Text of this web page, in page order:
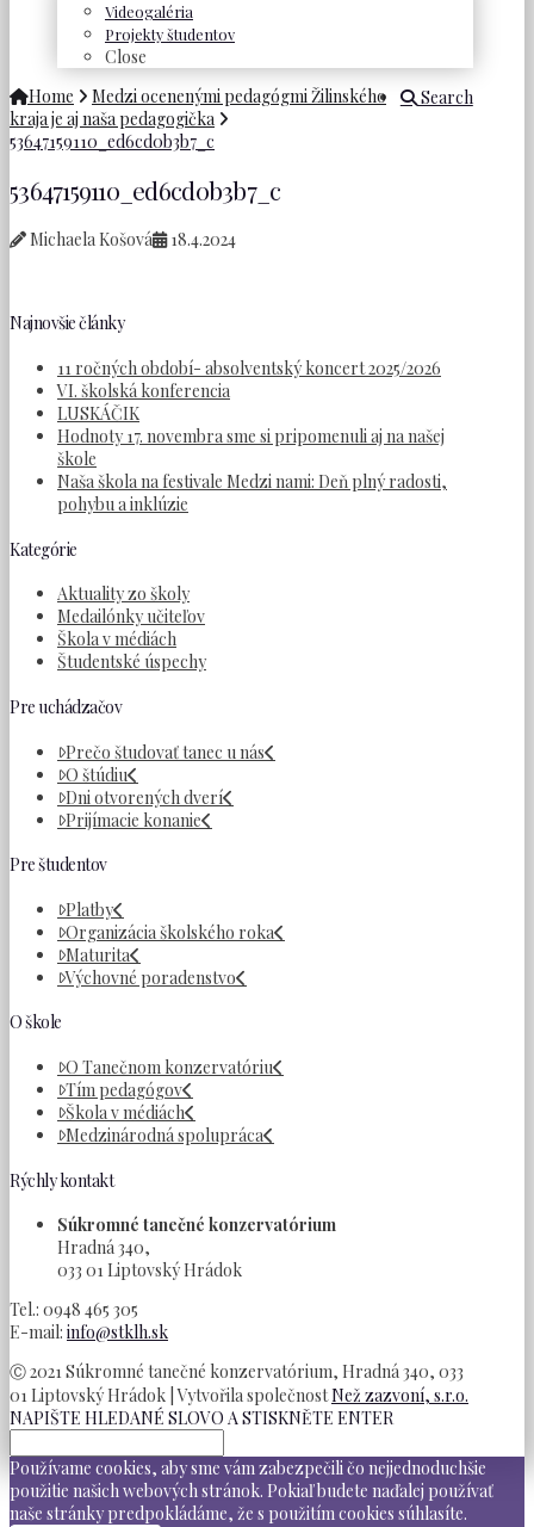
Videogaléria
Projekty študentov
Close
Search
Home
Medzi ocenenými pedagógmi Žilinského
kraja je aj naša pedagogička
53647159110_ed6cd0b3b7_c
53647159110_ed6cd0b3b7_c
Michaela Košová 18.4.2024
Najnovšie články
11 ročných období- absolventský koncert 2025/2026
VI. školská konferencia
LUSKÁČIK
Hodnoty 17. novembra sme si pripomenuli aj na našej
škole
Naša škola na festivale Medzi nami: Deň plný radosti,
pohybu a inklúzie
Kategórie
Aktuality zo školy
Medailónky učiteľov
Škola v médiách
Študentské úspechy
Pre uchádzačov
Prečo študovať tanec u nás
O štúdiu
Dni otvorených dverí
Prijímacie konanie
Pre študentov
Platby
Organizácia školského roka
Maturita
Výchovné poradenstvo
O škole
O Tanečnom konzervatóriu
Tím pedagógov
Škola v médiách
Medzinárodná spolupráca
Rýchly kontakt
Súkromné tanečné konzervatórium
Hradná 340,
033 01 Liptovský Hrádok
Tel.: 0948 465 305
E-mail: info@stklh.sk
Ⓒ 2021 Súkromné tanečné konzervatórium, Hradná 340, 033
01 Liptovský Hrádok | Vytvořila společnostNež zazvoní, s.r.o.
NAPIŠTE HLEDANÉ SLOVO A STISKNĚTE ENTER
Používame cookies, aby sme vám zabezpečili čo nejjednoduchšie
použitie našich webových stránok. Pokiaľ budete naďalej používať
naše stránky predpokládáme, že s použitím cookies súhlasíte.